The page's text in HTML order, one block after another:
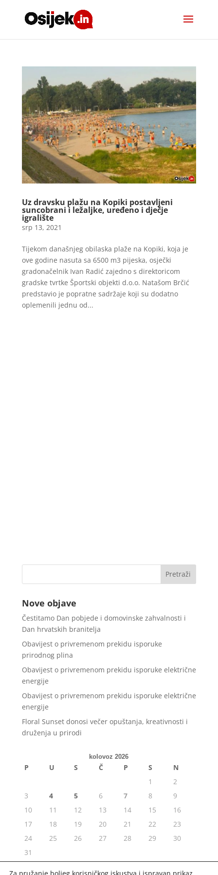
Uz dravsku plažu na Kopiki postavljeni
suncobrani i ležaljke, uređeno i dječje
igralište
srp 13, 2021
Tijekom današnjeg obilaska plaže na Kopiki, koja je
ove godine nasuta sa 6500 m3 pijeska, osječki
gradonačelnik Ivan Radić zajedno s direktoricom
gradske tvrtke Športski objekti d.o.o. Natašom Brčić
predstavio je popratne sadržaje koji su dodatno
oplemenili jednu od...
Nove objave
Čestitamo Dan pobjede i domovinske zahvalnosti i
Dan hrvatskih branitelja
Obavijest o privremenom prekidu isporuke
prirodnog plina
Obavijest o privremenom prekidu isporuke električne
energije
Obavijest o privremenom prekidu isporuke električne
energije
Floral Sunset donosi večer opuštanja, kreativnosti i
druženja u prirodi
kolovoz 2026
P U S Č P S
N
1
2
3
4 5 6 7 8
9
10
11 12 13 14 15
16
17
18 19 20 21 22
23
24
25 26 27 28 29
30
31
« srp